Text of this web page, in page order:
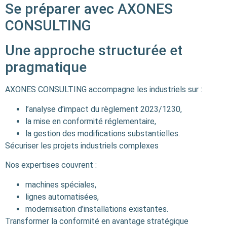
Se préparer avec AXONES
CONSULTING
Une approche structurée et
pragmatique
AXONES CONSULTING accompagne les industriels sur :
l’analyse d’impact du règlement 2023/1230,
la mise en conformité réglementaire,
la gestion des modifications substantielles.
Sécuriser les projets industriels complexes
Nos expertises couvrent :
machines spéciales,
lignes automatisées,
modernisation d’installations existantes.
Transformer la conformité en avantage stratégique